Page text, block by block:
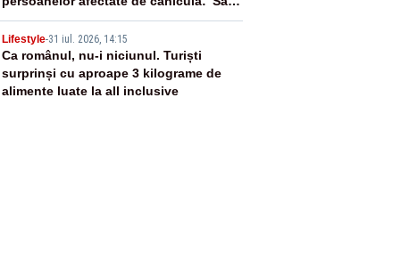
distribuie apă celor aflați în nevoie”
Lifestyle-31 iul. 2026, 14:15
Ca românul, nu-i niciunul. Turiști
surprinși cu aproape 3 kilograme de
alimente luate la all inclusive